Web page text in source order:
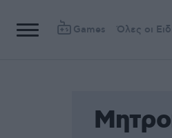
Games Όλες οι